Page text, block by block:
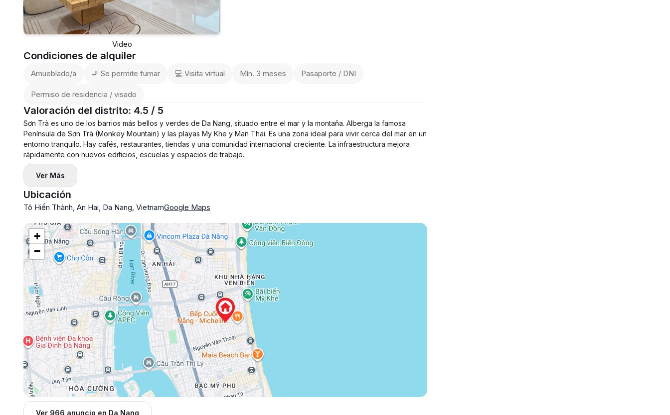
Video
Condiciones de alquiler
Amueblado/a 🚬 Se permite fumar 💻 Visita virtual Mín. 3 meses Pasaporte / DNI
Permiso de residencia / visado
Valoración del distrito: 4.5 / 5
Sơn Trà es uno de los barrios más bellos y verdes de Da Nang, situado entre el mar y la montaña. Alberga la famosa
Península de Sơn Trà (Monkey Mountain) y las playas My Khe y Man Thai. Es una zona ideal para vivir cerca del mar en un
entorno tranquilo. Hay cafés, restaurantes, tiendas y una comunidad internacional creciente. La infraestructura mejora
rápidamente con nuevos edificios, escuelas y espacios de trabajo.
Ver Más
Ubicación
Tô Hiến Thành, An Hai, Da Nang, VietnamGoogle Maps
+
−
Ver 966 anuncio en Da Nang